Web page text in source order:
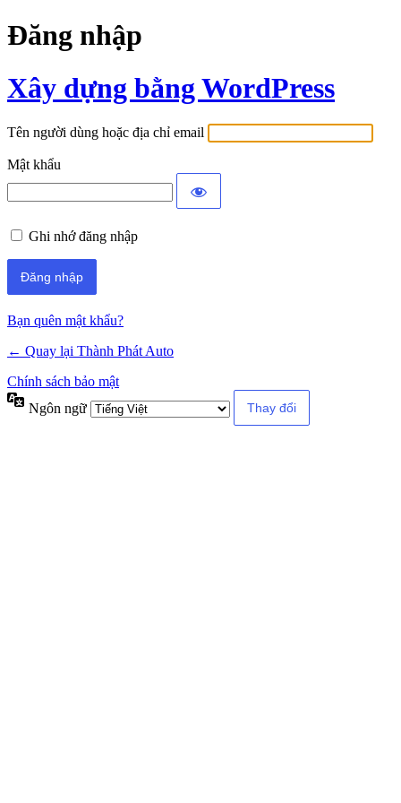
Đăng nhập
Xây dựng bằng WordPress
Tên người dùng hoặc địa chỉ email
Mật khẩu
Ghi nhớ đăng nhập
Bạn quên mật khẩu?
← Quay lại Thành Phát Auto
Chính sách bảo mật
Ngôn ngữ